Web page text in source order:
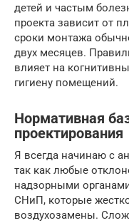
детей и частым
проекта зависит от
сроки монтажа
двух месяцев.
влияет на
гигиену помещений.
Нормативная
проектирования
Я всегда начинаю с
так как любые
надзорными
СНиП, которые
воздухозамены.